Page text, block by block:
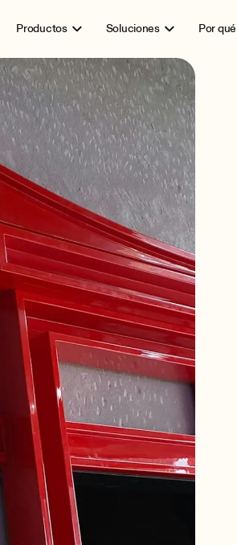
Productos Soluciones Por